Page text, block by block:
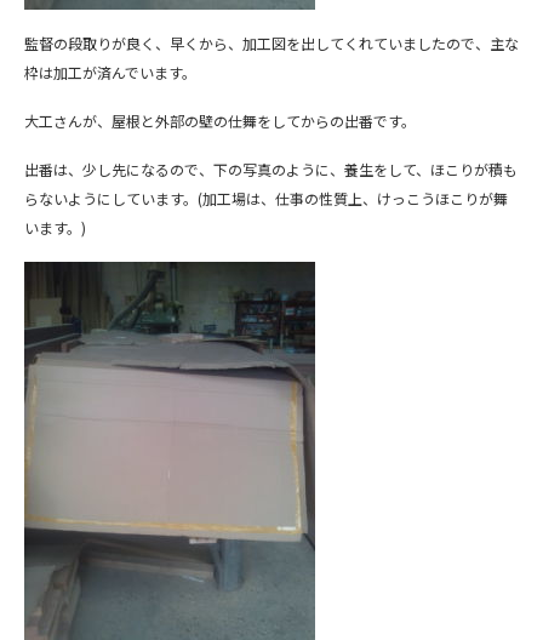
監督の段取りが良く、早くから、加工図を出してくれていましたので、主な
枠は加工が済んでいます。
大工さんが、屋根と外部の壁の仕舞をしてからの出番です。
出番は、少し先になるので、下の写真のように、養生をして、ほこりが積も
らないようにしています。(加工場は、仕事の性質上、けっこうほこりが舞
います。)